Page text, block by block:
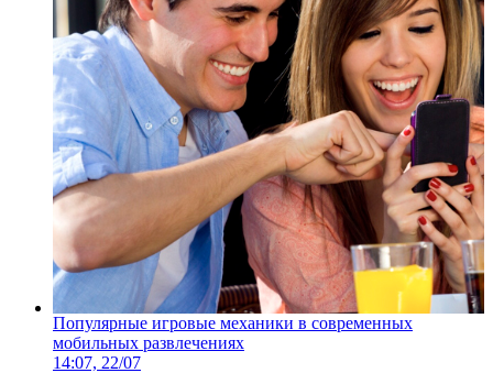
Популярные игровые механики в современных
мобильных развлечениях
14:07, 22/07